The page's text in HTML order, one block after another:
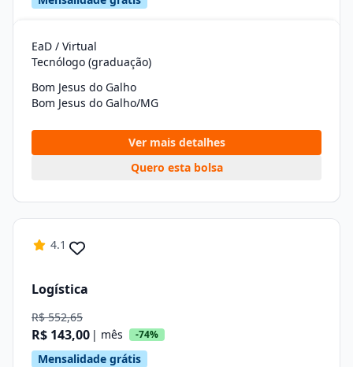
EaD / Virtual
Tecnólogo (graduação)
Bom Jesus do Galho
Bom Jesus do Galho/MG
Ver mais detalhes
Quero esta bolsa
4.1
Logística
R$ 552,65
R$ 143,00 | mês -74%
Mensalidade grátis